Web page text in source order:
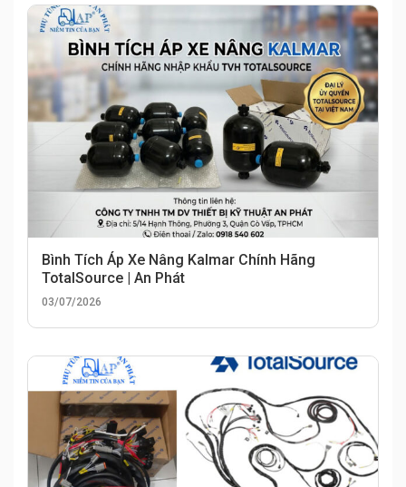
Bình Tích Áp Xe Nâng Kalmar Chính Hãng
TotalSource | An Phát
03/07/2026